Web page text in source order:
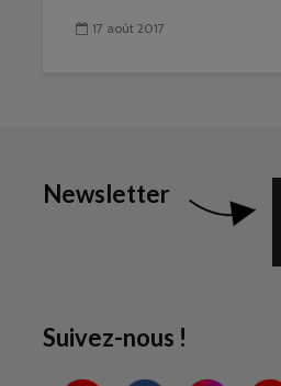
17 août 2017
Newsletter
Suivez-nous !